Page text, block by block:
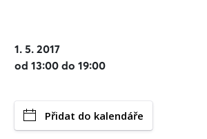
1. 5. 2017
od 13:00 do 19:00
Přidat do kalendáře